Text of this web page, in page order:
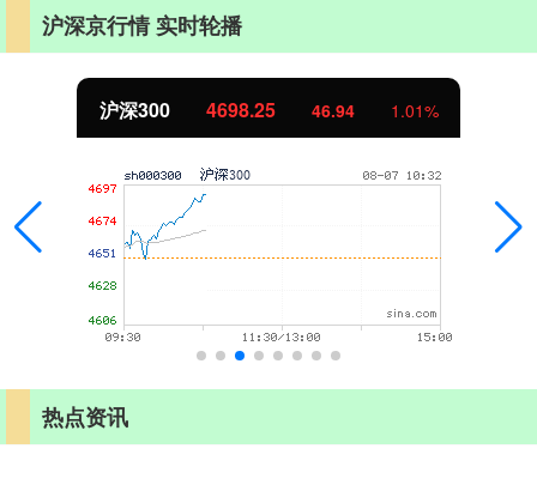
沪深京行情 实时轮播
沪深300 4698.25 46.94 1.01%
热点资讯